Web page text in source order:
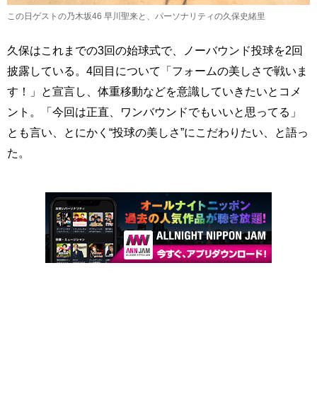
この日ゲストの乃木坂46 早川聖来と、パーソナリティの久保史緒里
久保はこれまでの3回の始球式で、ノーバウンド投球を2回
披露している。4回目について「フォームの美しさで戦いま
す！」と宣言し、体重移動などを意識していきたいとコメ
ント。「今回は正直、ワンバウンドでもいいと思ってる」
とも言い、とにかく“投球の美しさ”にこだわりたい、と語っ
た。